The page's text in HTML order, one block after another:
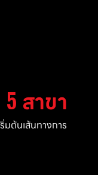
สาขา
มต้นเส้นทางการ